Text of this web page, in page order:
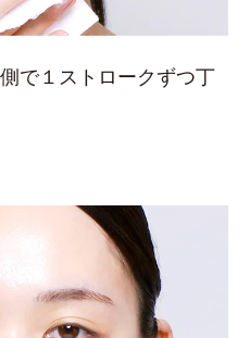
で１ストロークずつ丁